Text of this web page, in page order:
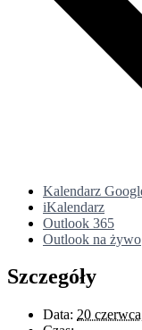
Kalendarz
iKalendarz
Outlook 365
Outlook na żywo
Szczegóły
Data: 20